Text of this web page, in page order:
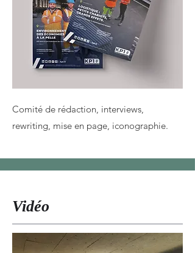
Comité de rédaction, interviews,
rewriting, mise en page, iconographie.
Vidéo